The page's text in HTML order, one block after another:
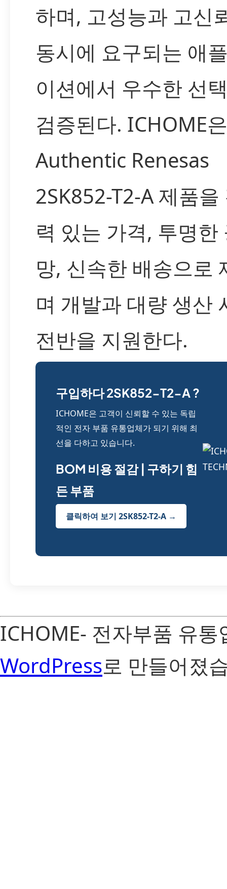
하며, 고성능과 고신
동시에 요구되는 애
이션에서 우수한 선
검증된다. ICHOME은
Authentic Renesas
2SK852-T2-A 제품을
력 있는 가격, 투명한
망, 신속한 배송으로
며 개발과 대량 생산
전반을 지원한다.
구입하다 2SK852-T2-A ?
ICHOME은 고객이 신뢰할 수 있는 독립
적인 전자 부품 유통업체가 되기 위해 최
선을 다하고 있습니다.
BOM 비용 절감 | 구하기 힘
든 부품
클릭하여 보기 2SK852-T2-A →
ICHOME- 전자부품 유
WordPress로 만들어졌